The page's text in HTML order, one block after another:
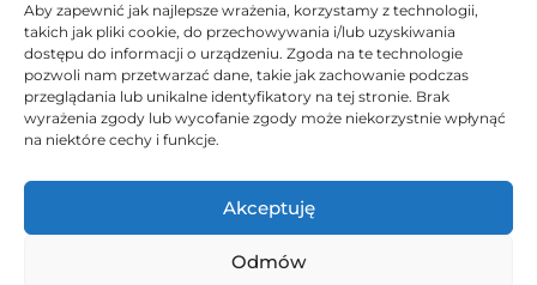
Aby zapewnić jak najlepsze wrażenia, korzystamy z technologii,
takich jak pliki cookie, do przechowywania i/lub uzyskiwania
dostępu do informacji o urządzeniu. Zgoda na te technologie
pozwoli nam przetwarzać dane, takie jak zachowanie podczas
przeglądania lub unikalne identyfikatory na tej stronie. Brak
wyrażenia zgody lub wycofanie zgody może niekorzystnie wpłynąć
na niektóre cechy i funkcje.
Akceptuję
Odmów
Poznaj system Sherlock Waste,
skontaktuj się!
Zadzwoń:
+48 531 683 516
contact@sherlockwaste.com